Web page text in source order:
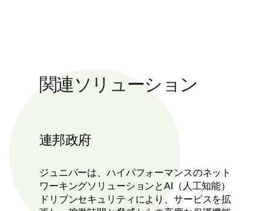
関連ソリューション
連邦政府
ジュニパーは、ハイパフォーマンスのネット
ワーキングソリューションとAI（人工知能）
ドリブンセキュリティにより、サービスを拡